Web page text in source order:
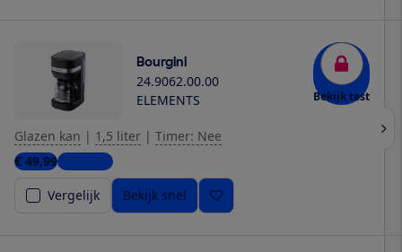
Bourgini
24.9062.00.00
ELEMENTS
Bekijk test
Glazen kan | 1,5 liter | Timer: Nee
€ 49,992 winkels
Vergelijk
Bekijk snel